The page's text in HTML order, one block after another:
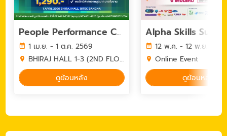
People Performance Conference (PPC2026) - YEAR OF WORK LIFE INTELLIGENCE
1 เม.ย. - 1 ต.ค. 2569
BHIRAJ HALL 1-3 (2ND FLOOR) BITEC BANGNA
ดูย้อนหลัง
12 พ.ค. - 12 พ.ย. 2569
Online Event
ดูย้อนหลัง